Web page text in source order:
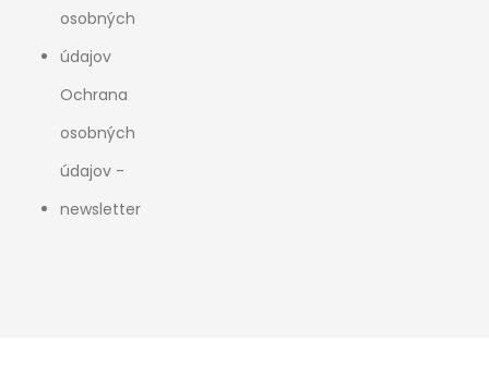
osobných
údajov
Ochrana
osobných
údajov -
newsletter